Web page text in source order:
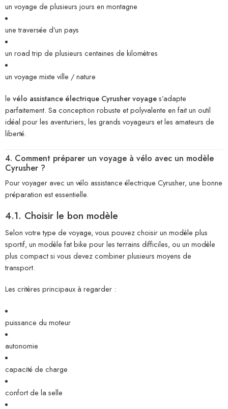
un voyage de plusieurs jours en montagne
une traversée d’un pays
un road trip de plusieurs centaines de kilomètres
un voyage mixte ville / nature
le vélo assistance électrique Cyrusher voyages’adapte
parfaitement. Sa conception robuste et polyvalente en fait un outil
idéal pour les aventuriers, les grands voyageurs et les amateurs de
liberté.
4. Comment préparer un voyage à vélo avec un modèle
Cyrusher ?
Pour voyager avec un vélo assistance électrique Cyrusher, une bonne
préparation est essentielle.
4.1. Choisir le bon modèle
Selon votre type de voyage, vous pouvez choisir un modèle plus
sportif, un modèle fat bike pour les terrains difficiles, ou un modèle
plus compact si vous devez combiner plusieurs moyens de
transport.
Les critères principaux à regarder :
puissance du moteur
autonomie
capacité de charge
confort de la selle